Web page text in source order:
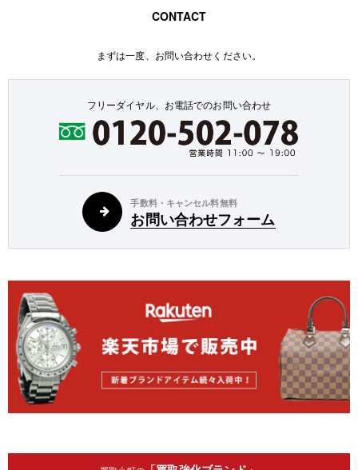
CONTACT
まずは一度、お問い合わせください。
フリーダイヤル、お電話でのお問い合わせ
手数料・キャンセル料無料
お問い合わせフォーム